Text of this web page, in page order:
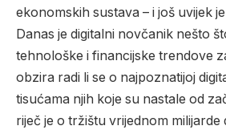
ekonomskih sustava – i još uvijek
Danas je digitalni novčanik nešto
tehnološke i financijske trendove
obzira radi li se o najpoznatijoj
tisućama njih koje su nastale od
riječ je o tržištu vrijednom milijarde